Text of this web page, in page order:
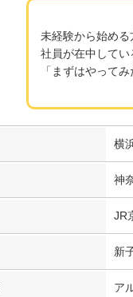
未経験から始める
社員が在中してい
「まずはやって
横
神
JR
新
ア